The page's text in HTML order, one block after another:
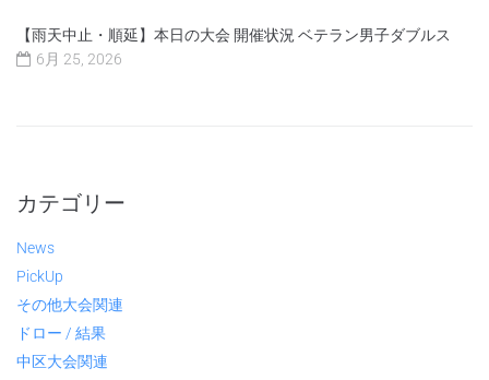
【雨天中止・順延】本日の大会 開催状況 ベテラン男子ダブルス
6月 25, 2026
カテゴリー
News
PickUp
その他大会関連
ドロー / 結果
中区大会関連